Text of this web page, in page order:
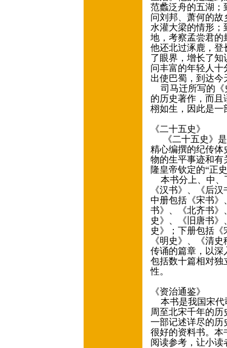
范蠡泛舟的五湖；
问刘邦、萧何的
水灌大梁的情形；
地，考察孟尝君的
他还北过涿鹿，登
了眼界，增长了
问丰富的年轻人
出使巴蜀，到达
司马迁所写的《
的历史著作，而
栩如生，因此是
《二十五史》
《二十五史》是
精心编撰的纪传体
物的生平事迹和有
隆皇帝钦定的“正
本书分上、中、
《汉书》、《后
中册包括《宋书
书》、《北齐书》
史》、《旧唐书
史》；下册包括
《明史》、《清
传诵的篇章，以深
包括数十篇相对独
性。
《资治通鉴》
本书是我国宋代
周至北宋千年的
一部记述详尽的历
很好的资料书。本
阅读参考，让小